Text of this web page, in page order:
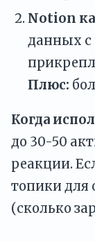
Notion
данных с
Плюс:
Когда
до 30-50
реакции.
топики для
(сколько